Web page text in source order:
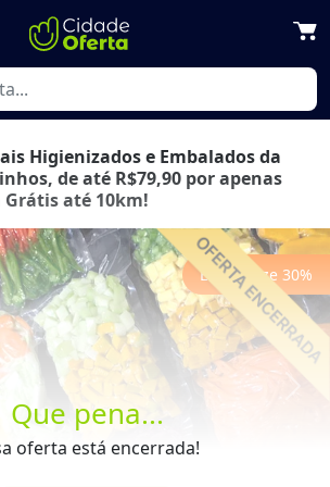
Que pena...
oferta está encerrada!
Higienizados e Embalados da
de até R$79,90 por apenas
Grátis até 10km!
Economize 30%